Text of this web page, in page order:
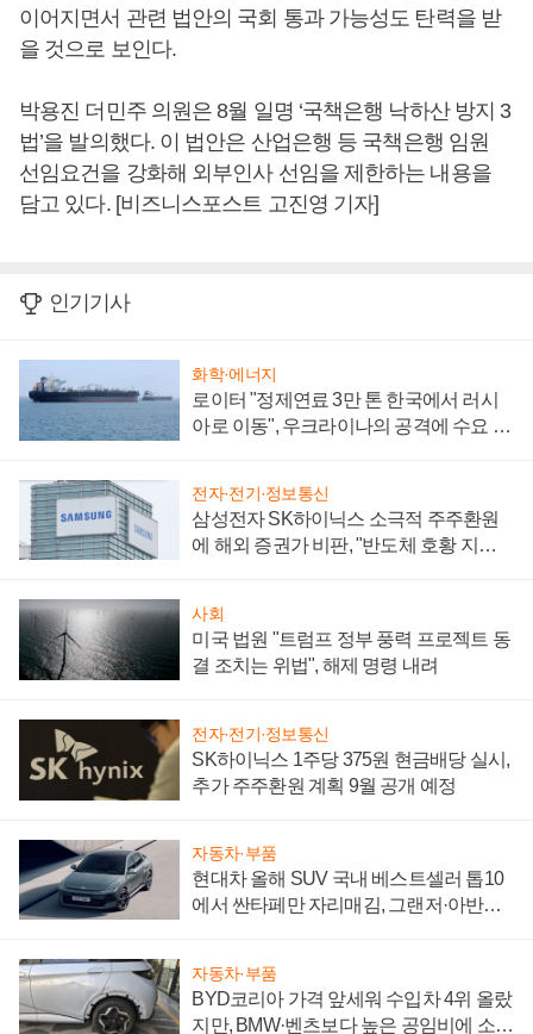
이어지면서 관련 법안의 국회 통과 가능성도 탄력을 받
을 것으로 보인다.
박용진 더민주 의원은 8월 일명 ‘국책은행 낙하산 방지 3
법’을 발의했다. 이 법안은 산업은행 등 국책은행 임원
선임요건을 강화해 외부인사 선임을 제한하는 내용을
담고 있다. [비즈니스포스트 고진영 기자]
인기기사
화학·에너지
로이터 "정제연료 3만 톤 한국에서 러시
아로 이동", 우크라이나의 공격에 수요 늘
전자·전기·정보통신
삼성전자 SK하이닉스 소극적 주주환원
에 해외 증권가 비판, "반도체 호황 지속
사회
미국 법원 "트럼프 정부 풍력 프로젝트 동
결 조치는 위법", 해제 명령 내려
전자·전기·정보통신
SK하이닉스 1주당 375원 현금배당 실시,
추가 주주환원 계획 9월 공개 예정
자동차·부품
현대차 올해 SUV 국내 베스트셀러 톱10
에서 싼타페만 자리매김, 그랜저·아반떼
자동차·부품
BYD코리아 가격 앞세워 수입차 4위 올랐
지만, BMW·벤츠보다 높은 공임비에 소비